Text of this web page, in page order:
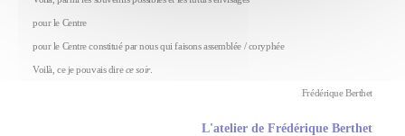
pour le Centre
pour le Centre constitué par nous qui faisons assemblée / coryphée
Voilà, ce je pouvais direce soir.
Frédérique Berthet
L'atelier de Frédérique Berthet